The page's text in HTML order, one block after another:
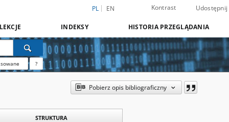
PL EN Kontrast Udostępnij
INDEKSY HISTORIA PRZEGLĄDANIA
?
Pobierz opis bibliograficzny
STRUKTURA